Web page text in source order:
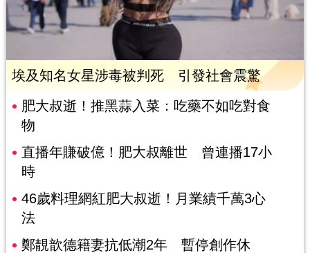
埃及知名女星涉毒被判死 引發社會震驚
肥大叔逝！推黑蒜入菜：吃藥不如吃對食
物
直播年賺破億！肥大叔離世 曾連播17小
時
46歲料理網紅肥大叔逝！月業績千萬3心
法
鄭靚歆德籍妻抗低潮2年 暫停創作休